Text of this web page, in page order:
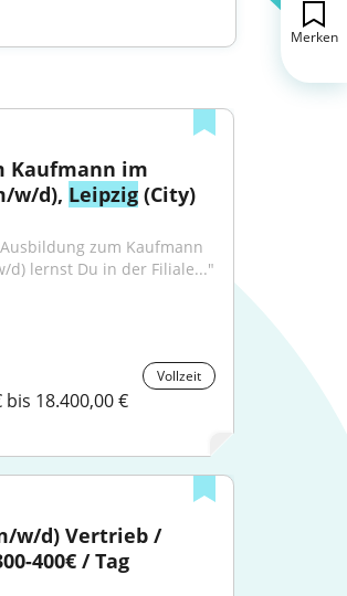
w/d), Leipzig (City)
zum Kaufmann
d) lernst Du in der Filiale..."
Vollzeit
18.400,00 €
LG Verkäufer (m/w/d) Vertrieb /
400€ / Tag
Merken